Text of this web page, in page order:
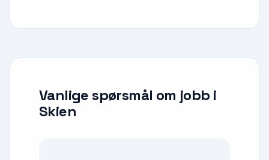
Vanlige spørsmål om jobb i
Skien